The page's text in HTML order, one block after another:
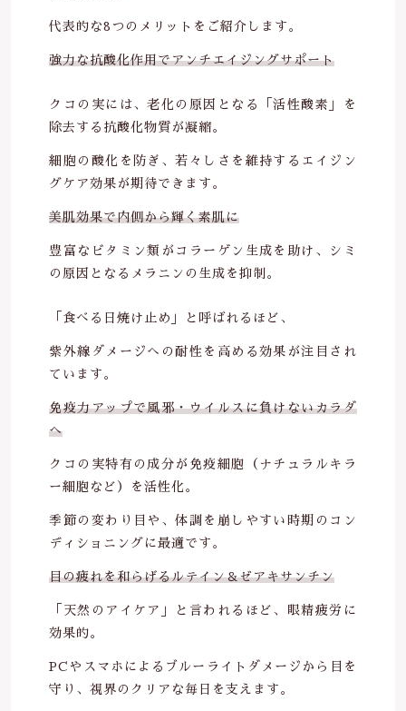
代表的な8つのメリットをご紹介します。
強力な抗酸化作用でアンチエイジングサポート
クコの実には、老化の原因となる「活性酸素」を
除去する抗酸化物質が凝縮。
細胞の酸化を防ぎ、若々しさを維持するエイジン
グケア効果が期待できます。
美肌効果で内側から輝く素肌に
豊富なビタミン類がコラーゲン生成を助け、シミ
の原因となるメラニンの生成を抑制。
「食べる日焼け止め」と呼ばれるほど、
紫外線ダメージへの耐性を高める効果が注目され
ています。
免疫力アップで風邪・ウイルスに負けないカラダ
へ
クコの実特有の成分が免疫細胞（ナチュラルキラ
ー細胞など）を活性化。
季節の変わり目や、体調を崩しやすい時期のコン
ディショニングに最適です。
目の疲れを和らげるルテイン＆ゼアキサンチン
「天然のアイケア」と言われるほど、眼精疲労に
効果的。
PCやスマホによるブルーライトダメージから目を
守り、視界のクリアな毎日を支えます。